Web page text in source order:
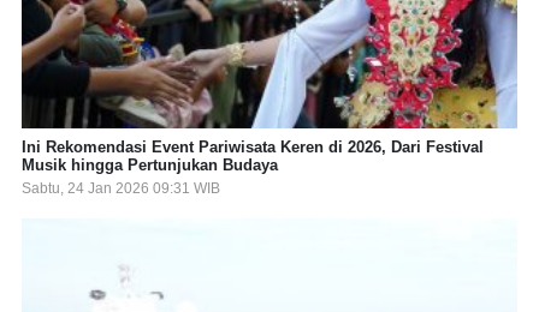
Ini Rekomendasi Event Pariwisata Keren di 2026, Dari Festival
Musik hingga Pertunjukan Budaya
Sabtu, 24 Jan 2026 09:31 WIB